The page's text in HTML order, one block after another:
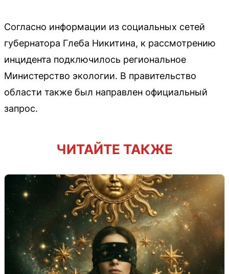
Согласно информации из социальных сетей
губернатора Глеба Никитина, к рассмотрению
инцидента подключилось региональное
Министерство экологии. В правительство
области также был направлен официальный
запрос.
ЧИТАЙТЕ ТАКЖЕ